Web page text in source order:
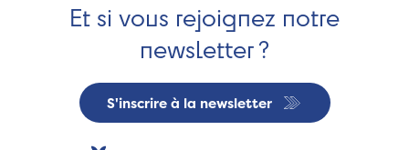
Et si vous rejoignez notre
newsletter ?
S'inscrire à la newsletter